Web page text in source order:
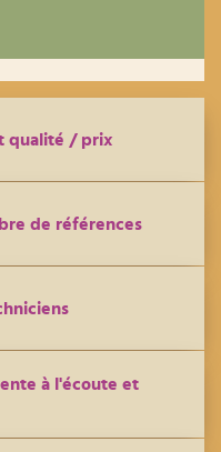
qualité / prix
de références
à l'écoute et